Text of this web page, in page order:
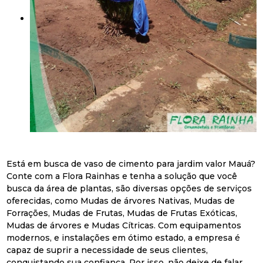
Está em busca de vaso de cimento para jardim valor Mauá?
Conte com a Flora Rainhas e tenha a solução que você
busca da área de plantas, são diversas opções de serviços
oferecidas, como Mudas de árvores Nativas, Mudas de
Forrações, Mudas de Frutas, Mudas de Frutas Exóticas,
Mudas de árvores e Mudas Cítricas. Com equipamentos
modernos, e instalações em ótimo estado, a empresa é
capaz de suprir a necessidade de seus clientes,